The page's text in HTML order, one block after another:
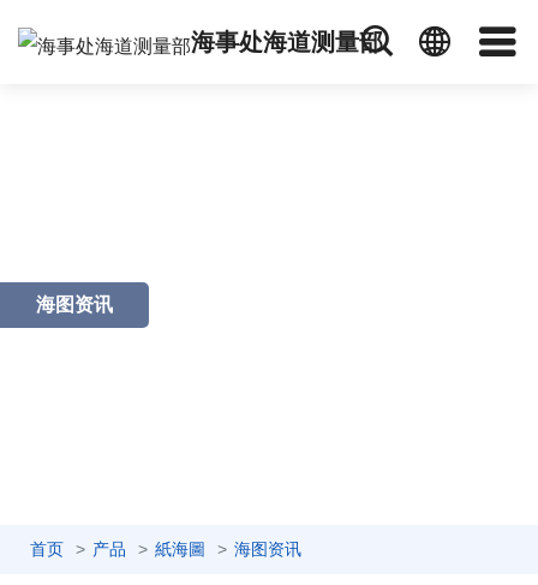
海事处海道测量部
海图资讯
首页 产品 紙海圖 海图资讯